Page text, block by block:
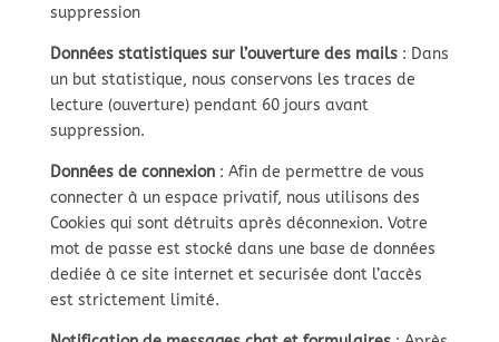
suppression
Données statistiques sur l’ouverture des mails: Dans
un but statistique, nous conservons les traces de
lecture (ouverture) pendant 60 jours avant
suppression.
Données de connexion: Afin de permettre de vous
connecter à un espace privatif, nous utilisons des
Cookies qui sont détruits après déconnexion. Votre
mot de passe est stocké dans une base de données
dediée à ce site internet et securisée dont l’accès
est strictement limité.